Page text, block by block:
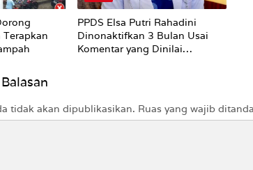
Terapkan
PPDS Elsa Putri Rahadini
Dinonaktifkan 3 Bulan Usai
Komentar yang Dinilai
tidak akan dipublikasikan. Ruas yang wajib